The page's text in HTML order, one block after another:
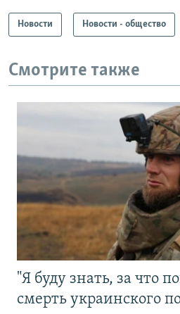
Новости Новости - общество
Смотрите также
"Я буду знать, за что
смерть украинского